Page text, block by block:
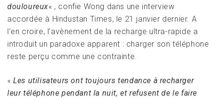
douloureux« , confie Wong dans une interview
accordée à Hindustan Times, le 21 janvier dernier. A
l’en croire, l’avènement de la recharge ultra-rapide a
introduit un paradoxe apparent : charger son téléphone
reste perçu comme une contrainte.
«Les utilisateurs ont toujours tendance à recharger
leur téléphone pendant la nuit, et refusent de le faire